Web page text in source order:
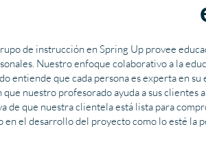
de instrucción en Spring Up provee
Nuestro enfoque colaborativo a la
entiende que cada persona es experta en
que nuestro profesorado ayuda a sus clientes
de que nuestra clientela está lista para
en el desarrollo del proyecto como lo esté la